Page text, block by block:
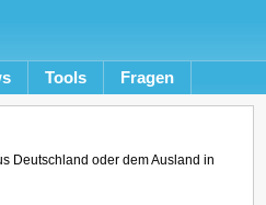
Tools Fragen
Deutschland oder dem Ausland in